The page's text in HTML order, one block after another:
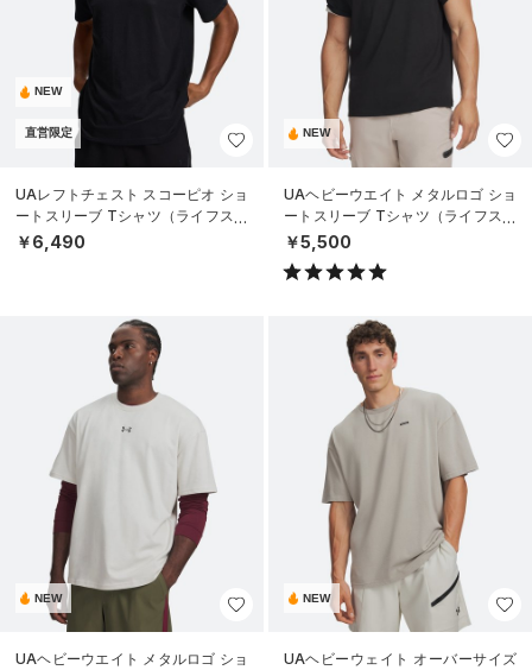
NEW
直営限定
UAレフトチェスト スコーピオ ショ
ートスリーブ Tシャツ（ライフスタ
イル/MEN）
￥6,490
NEW
UAヘビーウエイト メタルロゴ ショ
ートスリーブ Tシャツ（ライフスタ
イル/MEN）
￥5,500
NEW
UAヘビーウエイト メタルロゴ ショ
NEW
UAヘビーウェイト オーバーサイズ